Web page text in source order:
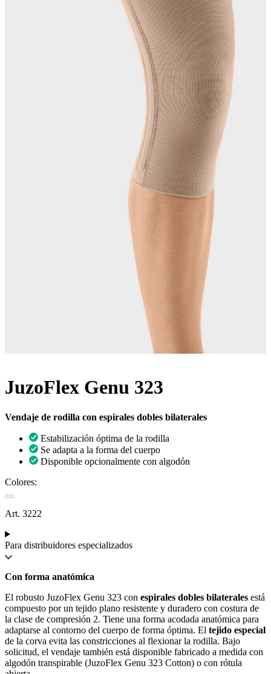
JuzoFlex Genu 323
Vendaje de rodilla con espirales dobles bilaterales
Estabilización óptima de la rodilla
Se adapta a la forma del cuerpo
Disponible opcionalmente con algodón
Colores:
Art. 3222
Para distribuidores especializados
Con forma anatómica
El robusto JuzoFlex Genu 323 con espirales dobles bilaterales está
compuesto por un tejido plano resistente y duradero con costura de
la clase de compresión 2. Tiene una forma acodada anatómica para
adaptarse al contorno del cuerpo de forma óptima. El tejido especial
de la corva evita las constricciones al flexionar la rodilla. Bajo
solicitud, el vendaje también está disponible fabricado a medida con
algodón transpirable (JuzoFlex Genu 323 Cotton) o con rótula